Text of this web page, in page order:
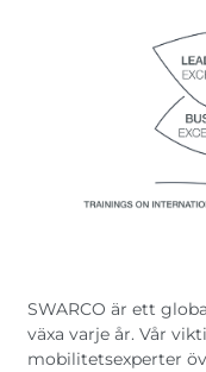
SWARCO är ett
växa varje år. Vår
mobilitetsexperter